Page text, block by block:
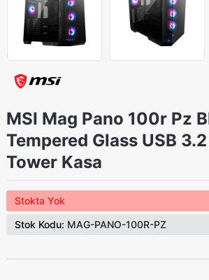
MSI Mag Pano 100r Pz
Tempered Glass USB
Tower Kasa
Stokta Yok
Stok Kodu: MAG-PANO-100R-PZ